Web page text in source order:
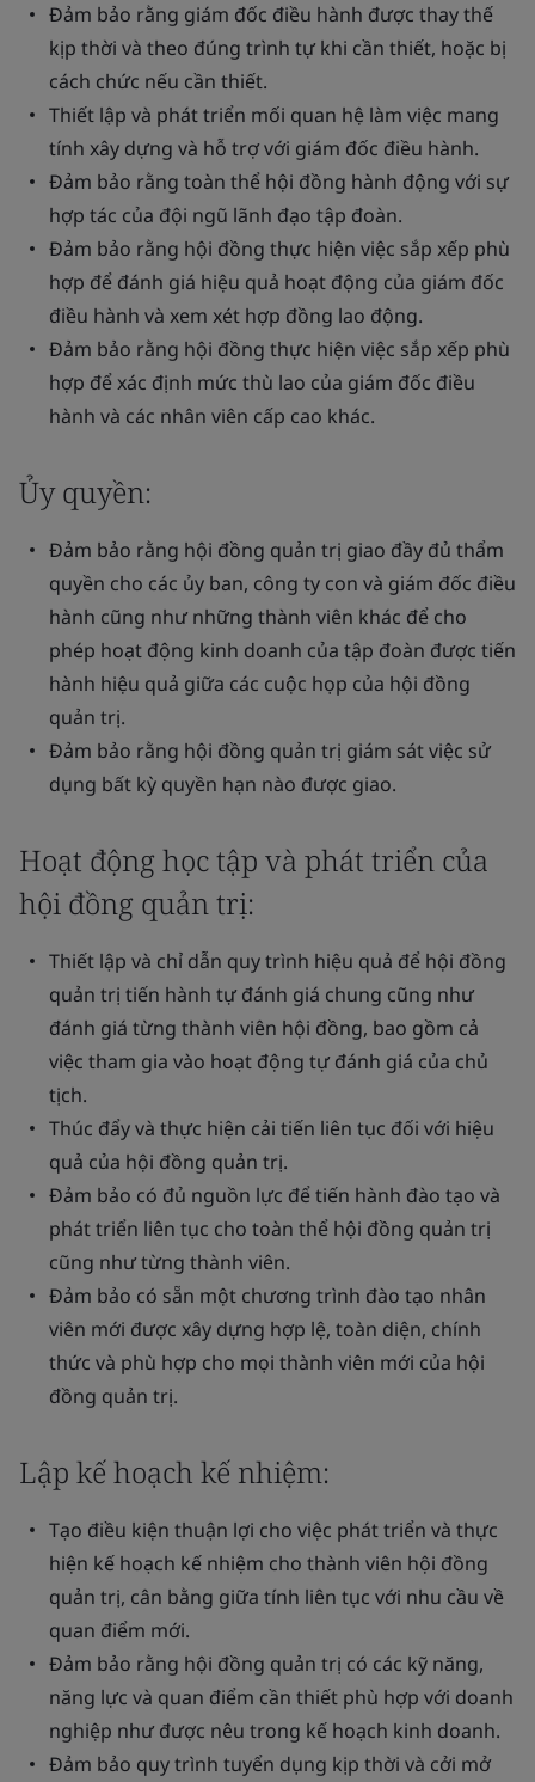
Đảm bảo rằng giám đốc điều hành được thay thế
kịp thời và theo đúng trình tự khi cần thiết, hoặc bị
cách chức nếu cần thiết.
Thiết lập và phát triển mối quan hệ làm việc mang
tính xây dựng và hỗ trợ với giám đốc điều hành.
Đảm bảo rằng toàn thể hội đồng hành động với sự
hợp tác của đội ngũ lãnh đạo tập đoàn.
Đảm bảo rằng hội đồng thực hiện việc sắp xếp phù
hợp để đánh giá hiệu quả hoạt động của giám đốc
điều hành và xem xét hợp đồng lao động.
Đảm bảo rằng hội đồng thực hiện việc sắp xếp phù
hợp để xác định mức thù lao của giám đốc điều
hành và các nhân viên cấp cao khác.
Ủy quyền:
Đảm bảo rằng hội đồng quản trị giao đầy đủ thẩm
quyền cho các ủy ban, công ty con và giám đốc điều
hành cũng như những thành viên khác để cho
phép hoạt động kinh doanh của tập đoàn được tiến
hành hiệu quả giữa các cuộc họp của hội đồng
quản trị.
Đảm bảo rằng hội đồng quản trị giám sát việc sử
dụng bất kỳ quyền hạn nào được giao.
Hoạt động học tập và phát triển của
hội đồng quản trị:
Thiết lập và chỉ dẫn quy trình hiệu quả để hội đồng
quản trị tiến hành tự đánh giá chung cũng như
đánh giá từng thành viên hội đồng, bao gồm cả
việc tham gia vào hoạt động tự đánh giá của chủ
tịch.
Thúc đẩy và thực hiện cải tiến liên tục đối với hiệu
quả của hội đồng quản trị.
Đảm bảo có đủ nguồn lực để tiến hành đào tạo và
phát triển liên tục cho toàn thể hội đồng quản trị
cũng như từng thành viên.
Đảm bảo có sẵn một chương trình đào tạo nhân
viên mới được xây dựng hợp lệ, toàn diện, chính
thức và phù hợp cho mọi thành viên mới của hội
đồng quản trị.
Lập kế hoạch kế nhiệm:
Tạo điều kiện thuận lợi cho việc phát triển và thực
hiện kế hoạch kế nhiệm cho thành viên hội đồng
quản trị, cân bằng giữa tính liên tục với nhu cầu về
quan điểm mới.
Đảm bảo rằng hội đồng quản trị có các kỹ năng,
năng lực và quan điểm cần thiết phù hợp với doanh
nghiệp như được nêu trong kế hoạch kinh doanh.
Đảm bảo quy trình tuyển dụng kịp thời và cởi mở